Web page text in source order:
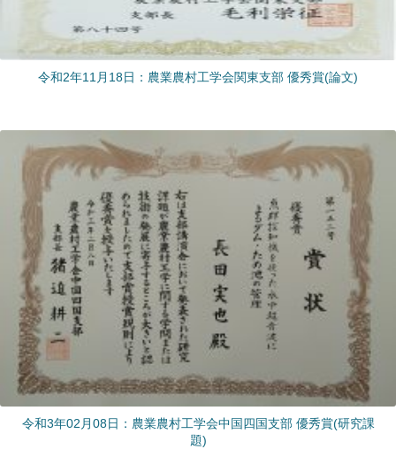
令和2年11月18日：農業農村工学会関東支部 優秀賞(論文)
令和3年02月08日：農業農村工学会中国四国支部 優秀賞(研究課
題)